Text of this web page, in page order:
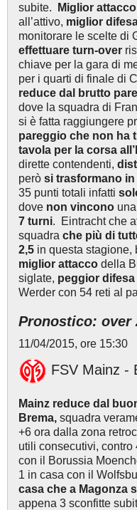
subite.
Miglior
all’attivo, miglior
monitorare le scelte di
effettuare turn-over
chiave per la gara di
per i quarti di finale di
reduce dal brutto
dove la squadra di
si è fatta raggiungere
pareggio che non ha
tavola per la corsa
dirette contendenti,
però si trasformano
35 punti totali infatti
dove non vincono
7 turni. Eintracht che
squadra che più di
2,5 in questa stagione,
miglior attacco della
siglate, peggior difesa
Werder con 54 reti al
Pronostico: over
11/04/2015, ore 15:30
FSV Mainz -
Mainz reduce dal
Brema, squadra
+6 ora dalla zona
utili consecutivi, contro
con il Borussia
1 in casa con il
casa che a Magonza
appena 3 sconfitte